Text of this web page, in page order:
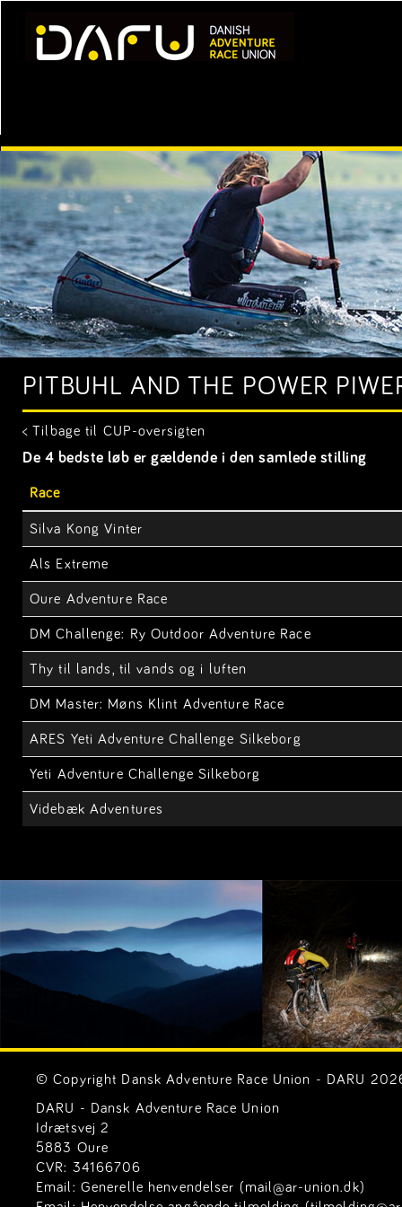
PITBUHL AND THE POWER
< Tilbage til CUP-oversigten
De 4 bedste løb er gældende i den samlede stilling
Race
Silva Kong Vinter
Als Extreme
Oure Adventure Race
DM Challenge: Ry Outdoor Adventure Race
Thy til lands, til vands og i luften
DM Master: Møns Klint Adventure Race
ARES Yeti Adventure Challenge Silkeborg
Yeti Adventure Challenge Silkeborg
Videbæk Adventures
© Copyright Dansk Adventure Race Union - DARU
DARU - Dansk Adventure Race Union
Idrætsvej 2
5883 Oure
CVR: 34166706
Email: Generelle henvendelser (mail@ar-union.dk)